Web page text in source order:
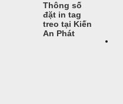
Thông số
đặt in tag
treo tại Kiến
An Phát